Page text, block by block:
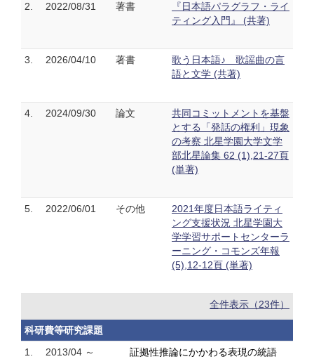
2. 2022/08/31 著書
『日本語パラグラフ・ライ
ティング入門』 (共著)
3. 2026/04/10 著書
歌う日本語♪ 歌謡曲の言
語と文学 (共著)
4. 2024/09/30 論文
共同コミットメントを基盤
とする「発話の権利」現象
の考察 北星学園大学文学
部北星論集 62 (1),21-27頁
(単著)
5. 2022/06/01 その他
2021年度日本語ライティ
ング支援状況 北星学園大
学学習サポートセンターラ
ーニング・コモンズ年報
(5),12-12頁 (単著)
全件表示（23件）
科研費等研究課題
1.
2013/04 ～
証拠性推論にかかわる表現の統語